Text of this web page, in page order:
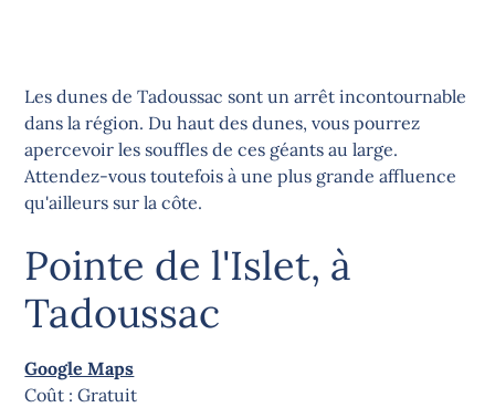
Les dunes de Tadoussac sont un arrêt incontournable
dans la région. Du haut des dunes, vous pourrez
apercevoir les souffles de ces géants au large.
Attendez-vous toutefois à une plus grande affluence
qu'ailleurs sur la côte.
Pointe de l'Islet, à
Tadoussac
Google Maps
Coût : Gratuit